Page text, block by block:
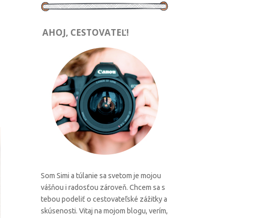
AHOJ, CESTOVATEĽ!
Som Simi a túlanie sa svetom je mojou
vášňou i radosťou zároveň. Chcem sa s
tebou podeliť o cestovateľské zážitky a
skúsenosti. Vitaj na mojom blogu, verím,